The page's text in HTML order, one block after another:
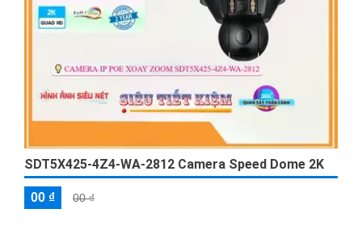
điện thoại di động hoặc tích hợp công nghệ nhận diện khuôn
mặt.
chắc chắn hơn
hiệu quả của hệ thống giám sát, hãy bảo trì và kiểm tra định kỳ
các camera đểchắc chắn hơnchúng hoạt động đúng cách.
Hi vọng những tư vấn trên sẽ giúp bạn lắp đặt Camera 2K 4MP
và công nghệ phù hợp một cách dễ dàng và hiệu quả. Nếu có
bất kỳ câu hỏi nào khác, bạn hãy tiếp tục hỏi để được tư vấn
thêm nhé.
SDT5X425-4Z4-WA-2812 Camera Speed Dome 2K
00 ₫ 00 ₫